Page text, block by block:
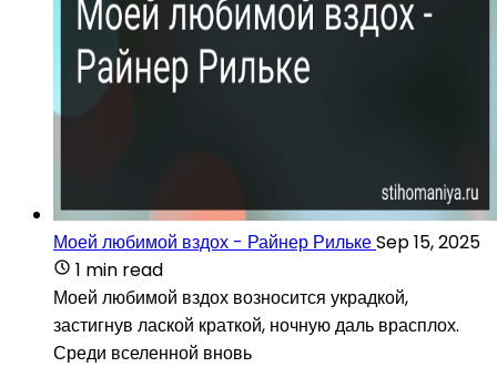
Моей любимой вздох - Райнер РилькеSep 15, 2025
1 min read
Моей любимой вздох возносится украдкой,
застигнув лаской краткой, ночную даль врасплох.
Среди вселенной вновь